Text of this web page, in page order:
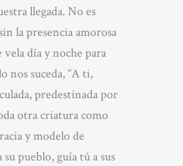
llegada. No es
la presencia amorosa
día y noche para
nos suceda, “A ti,
predestinada por
otra criatura como
y modelo de
pueblo, guía tú a sus